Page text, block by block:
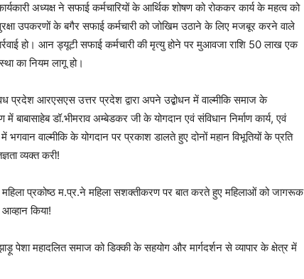
अध्यक्ष ने सफाई कर्मचारियों के आर्थिक शोषण को रोककर कार्य के महत्व को
उपकरणों के बगैर सफाई कर्मचारी को जोखिम उठाने के लिए मजबूर करने वाले
हो। आन ड्यूटी सफाई कर्मचारी की मृत्यु होने पर मुआवजा राशि 50 लाख एक
का नियम लागू हो।
प्रदेश आरएसएस उत्तर प्रदेश द्वारा अपने उद्बोधन में वाल्मीकि समाज के
में बाबासाहेब डॉ.भीमराव अम्बेडकर जी के योगदान एवं संविधान निर्माण कार्य, एवं
वाल्मीकि के योगदान पर प्रकाश डालते हुए दोनों महान विभूतियों के प्रति
व्यक्त करी!
प्रकोष्ठ म.प्र.ने महिला सशक्तीकरण पर बात करते हुए महिलाओं को जागरूक
किया!
पेशा महादलित समाज को डिक्की के सहयोग और मार्गदर्शन से व्यापार के क्षेत्र में